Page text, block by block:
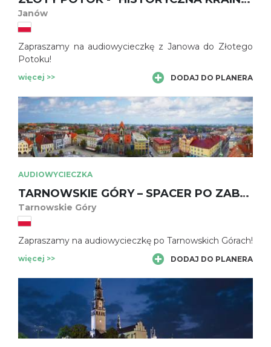
Janów
Zapraszamy na audiowycieczkę z Janowa do Złotego
Potoku!
więcej >> DODAJ DO PLANERA
AUDIOWYCIECZKA
TARNOWSKIE GÓRY – SPACER PO ZABYTKOWEJ STARÓWCE
Tarnowskie Góry
Zapraszamy na audiowycieczkę po Tarnowskich Górach!
więcej >> DODAJ DO PLANERA